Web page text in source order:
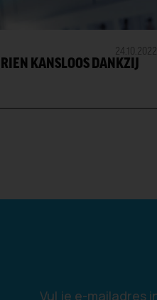
KANSLOOS DANKZIJ
24.10.2022